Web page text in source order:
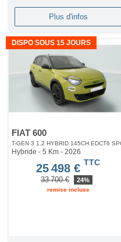
Plus d'infos
DISPO SOUS 15 JOURS
FIAT 600
T-GEN 3 1.2 HYBRID 145CH EDCT6
Hybride - 5 Km - 2026
25 498 € TTC
33 700 € 24%
remise incluse